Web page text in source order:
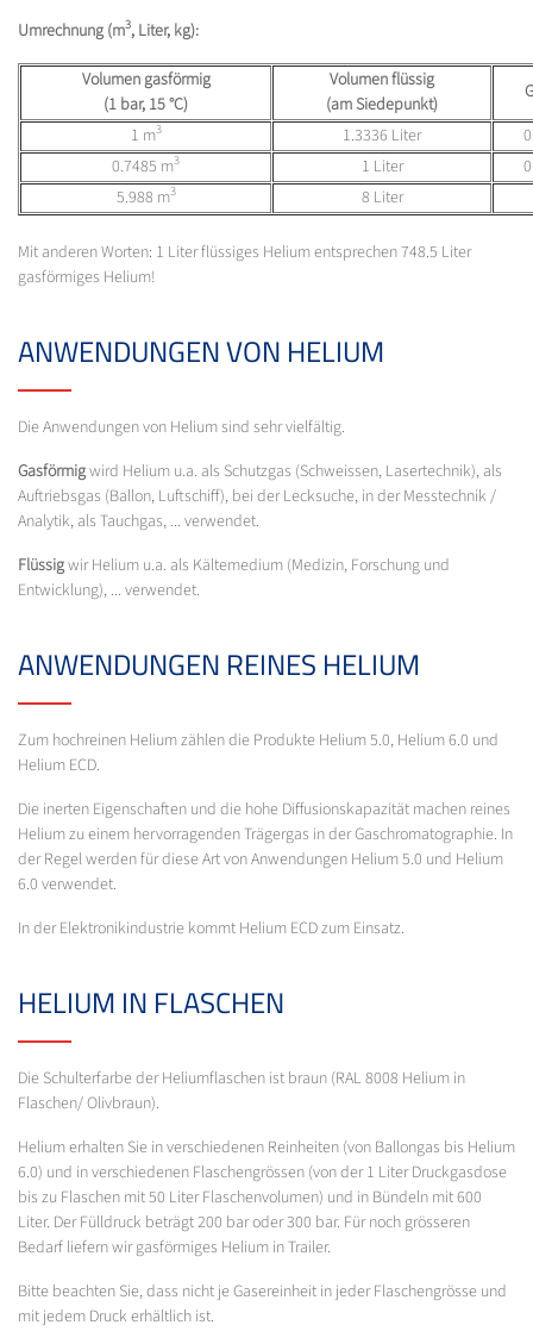
Umrechnung (m3, Liter, kg):
Volumen gasförmig
(1 bar, 15 °C)
Volumen flüssig
(am Siedepunkt)
1 m3 1.3336 Liter
0.7485 m3 1 Liter
5.988 m3 8 Liter
Mit anderen Worten: 1 Liter flüssiges Helium entsprechen 748.5 Liter
gasförmiges Helium!
ANWENDUNGEN VON HELIUM
Die Anwendungen von Helium sind sehr vielfältig.
Gasförmigwird Helium u.a. als Schutzgas (Schweissen, Lasertechnik), als
Auftriebsgas (Ballon, Luftschiff), bei der Lecksuche, in der Messtechnik /
Analytik, als Tauchgas, ... verwendet.
Flüssigwir Helium u.a. als Kältemedium (Medizin, Forschung und
Entwicklung), ... verwendet.
ANWENDUNGEN REINES HELIUM
Zum hochreinen Helium zählen die Produkte Helium 5.0, Helium 6.0 und
Helium ECD.
Die inerten Eigenschaften und die hohe Diffusionskapazität machen reines
Helium zu einem hervorragenden Trägergas in der Gaschromatographie. In
der Regel werden für diese Art von Anwendungen Helium 5.0 und Helium
6.0 verwendet.
In der Elektronikindustrie kommt Helium ECD zum Einsatz.
HELIUM IN FLASCHEN
Die Schulterfarbe der Heliumflaschen ist braun (RAL 8008 Helium in
Flaschen/ Olivbraun).
Helium erhalten Sie in verschiedenen Reinheiten (von Ballongas bis Helium
6.0) und in verschiedenen Flaschengrössen (von der 1 Liter Druckgasdose
bis zu Flaschen mit 50 Liter Flaschenvolumen) und in Bündeln mit 600
Liter. Der Fülldruck beträgt 200 bar oder 300 bar. Für noch grösseren
Bedarf liefern wir gasförmiges Helium in Trailer.
Bitte beachten Sie, dass nicht je Gasereinheit in jeder Flaschengrösse und
mit jedem Druck erhältlich ist.